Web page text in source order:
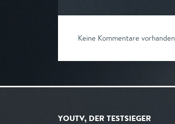
Keine Kommentare vorhanden
YOUTV, DER TESTSIEGER